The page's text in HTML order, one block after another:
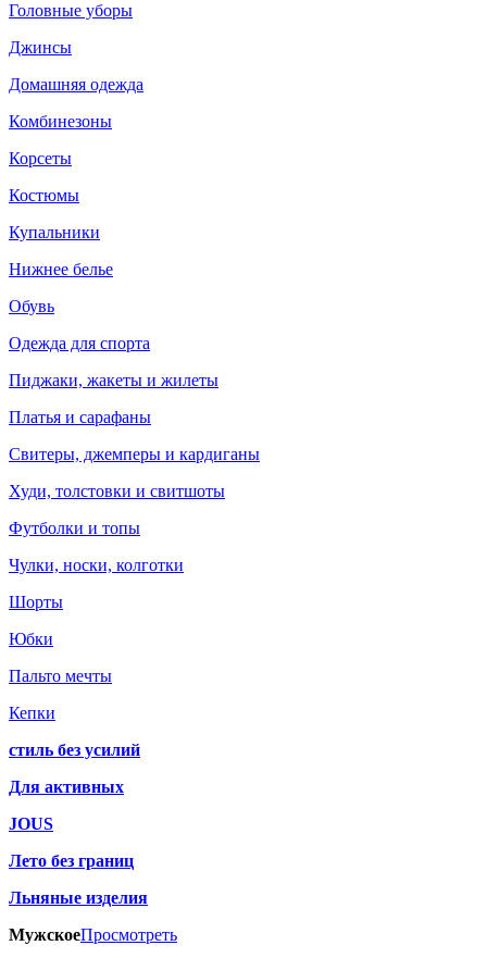
Головные уборы
Джинсы
Домашняя одежда
Комбинезоны
Корсеты
Костюмы
Купальники
Нижнее белье
Обувь
Одежда для спорта
Пиджаки, жакеты и жилеты
Платья и сарафаны
Свитеры, джемперы и кардиганы
Худи, толстовки и свитшоты
Футболки и топы
Чулки, носки, колготки
Шорты
Юбки
Пальто мечты
Кепки
стиль без усилий
Для активных
JOUS
Лето без границ
Льняные изделия
МужскоеПросмотреть